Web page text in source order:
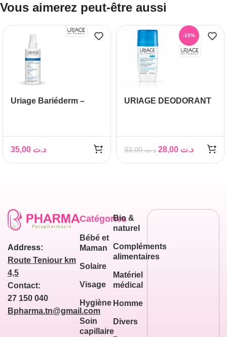
Vous aimerez peut-être aussi
Uriage Bariéderm –
د.ت
-15%
URIAGE DEODORANT
د.ت33,00 د.ت
Address:
Route Teniour km
4,5
Contact:
27 150 040
Bpharma.tn@gmail.com
Catégories
Bébé et
Maman
Solaire
Visage
Hygiène
Soin
capillaire
Bio &
naturel
Compléments
alimentaires
Matériel
médical
Homme
Divers